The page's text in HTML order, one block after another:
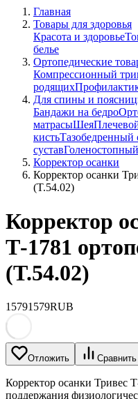
Главная
Товары для здоровья
Красота и здоровье
белье
Ортопедические
Компрессионный
родящих
Для спины и
Бандажи на бедро
матрасыШея
кистьТазобедренный
сустав
Корректор осанки
Корректор осанки
(T.54.02)
Корректор
Т-1781
(T.54.02)
15791579RUB
Отложить Сравнить
Корректор осанки Тривес
поддержания